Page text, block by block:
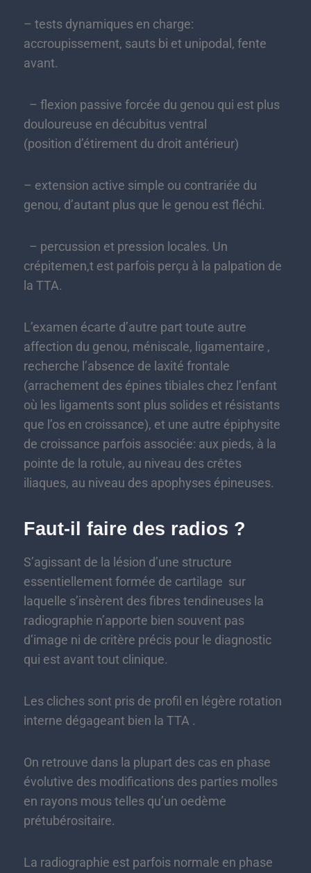
– tests dynamiques en charge:
accroupissement, sauts bi et unipodal, fente
avant.
– flexion passive forcée du genou qui est plus
douloureuse en décubitus ventral
(position d’étirement du droit antérieur)
– extension active simple ou contrariée du
genou, d’autant plus que le genou est fléchi.
– percussion et pression locales. Un
crépitemen,t est parfois perçu à la palpation de
la TTA.
L’examen écarte d’autre part toute autre
affection du genou, méniscale, ligamentaire ,
recherche l’absence de laxité frontale
(arrachement des épines tibiales chez l’enfant
où les ligaments sont plus solides et résistants
que l’os en croissance), et une autre épiphysite
de croissance parfois associée: aux pieds, à la
pointe de la rotule, au niveau des crêtes
iliaques, au niveau des apophyses épineuses.
Faut-il faire des radios ?
S’agissant de la lésion d’une structure
essentiellement formée de cartilage sur
laquelle s’insèrent des fibres tendineuses la
radiographie n’apporte bien souvent pas
d’image ni de critère précis pour le diagnostic
qui est avant tout clinique.
Les cliches sont pris de profil en légère rotation
interne dégageant bien la TTA .
On retrouve dans la plupart des cas en phase
évolutive des modifications des parties molles
en rayons mous telles qu’un oedème
prétubérositaire.
La radiographie est parfois normale en phase